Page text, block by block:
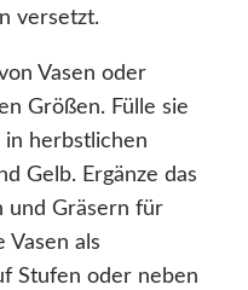
versetzt.
Vasen oder
Größen. Fülle sie
in herbstlichen
Gelb. Ergänze das
und Gräsern für
Vasen als
Stufen oder neben